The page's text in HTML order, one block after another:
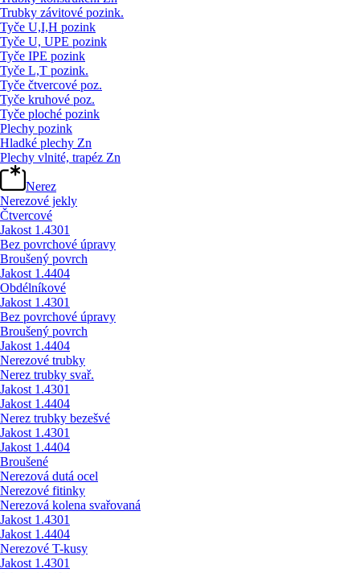
Trubky závitové pozink.
Tyče U,I,H pozink
Tyče U, UPE pozink
Tyče IPE pozink
Tyče L,T pozink.
Tyče čtvercové poz.
Tyče kruhové poz.
Tyče ploché pozink
Plechy pozink
Hladké plechy Zn
Plechy vlnité, trapéz Zn
Nerez
Nerezové jekly
Čtvercové
Jakost 1.4301
Bez povrchové úpravy
Broušený povrch
Jakost 1.4404
Obdélníkové
Jakost 1.4301
Bez povrchové úpravy
Broušený povrch
Jakost 1.4404
Nerezové trubky
Nerez trubky svař.
Jakost 1.4301
Jakost 1.4404
Nerez trubky bezešvé
Jakost 1.4301
Jakost 1.4404
Broušené
Nerezová dutá ocel
Nerezové fitinky
Nerezová kolena svařovaná
Jakost 1.4301
Jakost 1.4404
Nerezové T-kusy
Jakost 1.4301